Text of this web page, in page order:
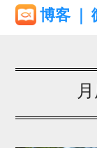
Skip
博客 ｜